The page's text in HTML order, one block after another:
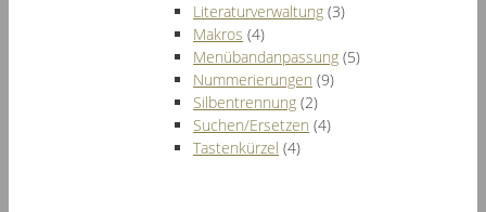
Literaturverwaltung (3)
Makros (4)
Menübandanpassung (5)
Nummerierungen (9)
Silbentrennung (2)
Suchen/Ersetzen (4)
Tastenkürzel (4)